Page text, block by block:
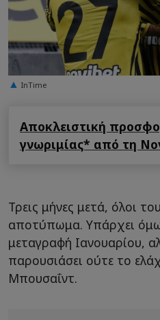
InTime
Αποκλειστική
γνωριμίας* από τη
Τρεις μήνες μετά, όλοι
αποτύπωμα. Υπάρχει
μεταγραφή Ιανουαρίου,
παρουσιάσει ούτε το
Μπουσαΐντ.